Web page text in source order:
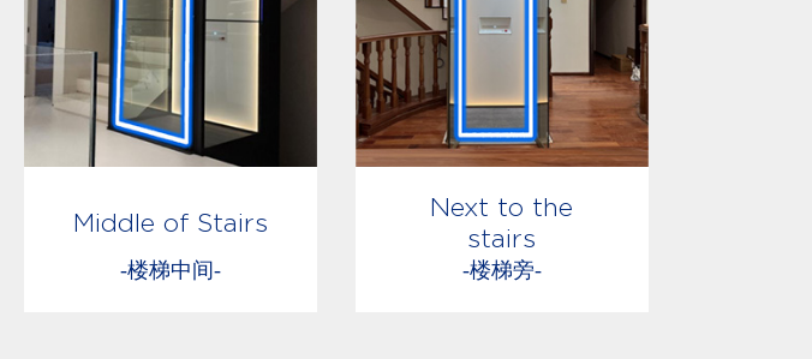
Middle of Stairs
-楼梯中间-
Next to the
stairs
-楼梯旁-